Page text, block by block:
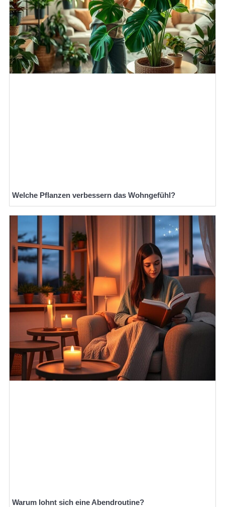
Welche Pflanzen verbessern das Wohngefühl?
Warum lohnt sich eine Abendroutine?